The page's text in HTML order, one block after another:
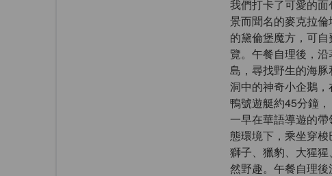
我們打卡了可愛的
景而聞名的麥克拉
的黛倫堡魔方，可
覽。午餐自理後，
島，尋找野生的海
洞中的神奇小企鵝
鴨號遊艇約45分鐘
一早在華語導遊的
態環境下，乘坐穿梭
獅子、獵豹、大猩
然野趣。午餐自理